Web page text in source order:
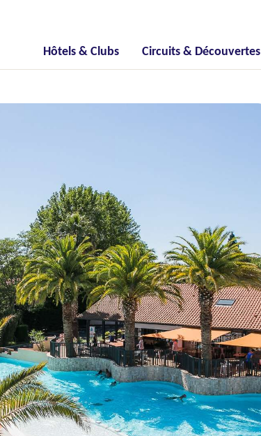
Hôtels & Clubs Circuits & Découvertes